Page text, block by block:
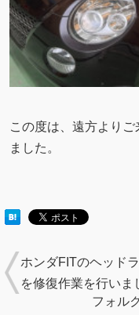
この度は、遠方より
ました。
ホンダFITのヘッド
を修復作業を行いま
フォル